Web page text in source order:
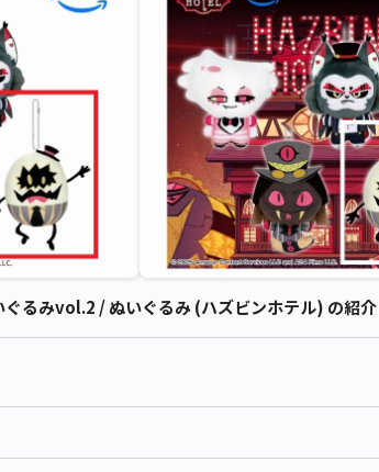
ぐるみvol.2 / ぬいぐるみ (ハズビンホテル) の紹介